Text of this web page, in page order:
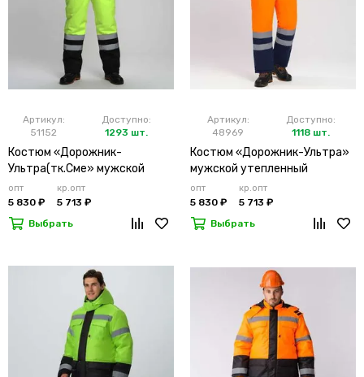
Артикул:
51152
Доступно:
1293 шт.
Костюм «Дорожник-
Ультра(тк.Сме» мужской
утепленный лимонный
опт
5 830 ₽
кр.опт
5 713 ₽
Выбрать
Артикул:
48969
Доступно:
1118 шт.
Костюм «Дорожник-Ультра»
мужской утепленный
оранжевый
опт
5 830 ₽
кр.опт
5 713 ₽
Выбрать